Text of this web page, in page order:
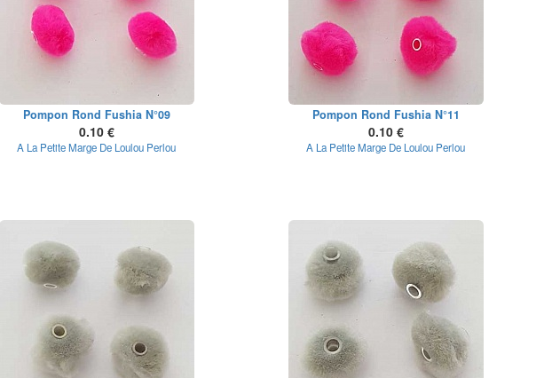
Pompon Rond Fushia N°09
0.10 €
A La Petite Marge De Loulou Perlou
Pompon Rond Fushia N°11
0.10 €
A La Petite Marge De Loulou Perlou